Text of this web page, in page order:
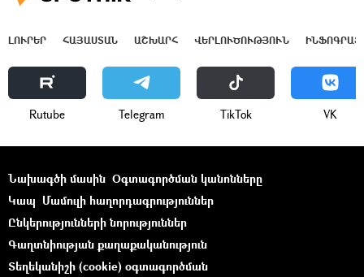
ԼՈՒՐԵՐ ՀԱՅԱՍՏԱՆ ԱՇԽԱՐՀ ՎԵՐԼՈՒԾՈՒԹՅՈՒՆ
Rutube Telegram ТikТоk VK
Նախագծի մասին Օգտագործման կանոնները
Կապ Մամուլի հաղորդագրություններ
Ընկերությունների նորություններ
Գաղտնիության քաղաքականություն
Տեղեկանիշի (cookie) օգտագործման